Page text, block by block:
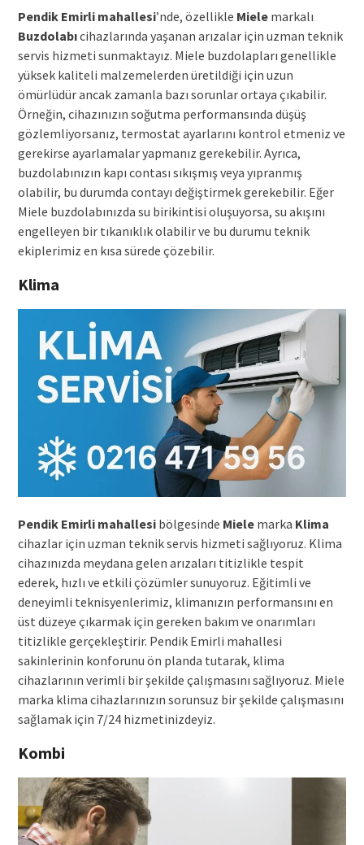
Pendik Emirli mahallesi’nde, özellikle Mielemarkalı
Buzdolabıcihazlarında yaşanan arızalar için uzman teknik
servis hizmeti sunmaktayız. Miele buzdolapları genellikle
yüksek kaliteli malzemelerden üretildiği için uzun
ömürlüdür ancak zamanla bazı sorunlar ortaya çıkabilir.
Örneğin, cihazınızın soğutma performansında düşüş
gözlemliyorsanız, termostat ayarlarını kontrol etmeniz ve
gerekirse ayarlamalar yapmanız gerekebilir. Ayrıca,
buzdolabınızın kapı contası sıkışmış veya yıpranmış
olabilir, bu durumda contayı değiştirmek gerekebilir. Eğer
Miele buzdolabınızda su birikintisi oluşuyorsa, su akışını
engelleyen bir tıkanıklık olabilir ve bu durumu teknik
ekiplerimiz en kısa sürede çözebilir.
Klima
Pendik Emirli mahallesibölgesinde Mielemarka Klima
cihazlar için uzman teknik servis hizmeti sağlıyoruz. Klima
cihazınızda meydana gelen arızaları titizlikle tespit
ederek, hızlı ve etkili çözümler sunuyoruz. Eğitimli ve
deneyimli teknisyenlerimiz, klimanızın performansını en
üst düzeye çıkarmak için gereken bakım ve onarımları
titizlikle gerçekleştirir. Pendik Emirli mahallesi
sakinlerinin konforunu ön planda tutarak, klima
cihazlarının verimli bir şekilde çalışmasını sağlıyoruz. Miele
marka klima cihazlarınızın sorunsuz bir şekilde çalışmasını
sağlamak için 7/24 hizmetinizdeyiz.
Kombi